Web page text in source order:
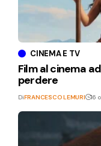
CINEMA E TV
Film al cinema
perdere
DiFRANCESCO LEMURI 16